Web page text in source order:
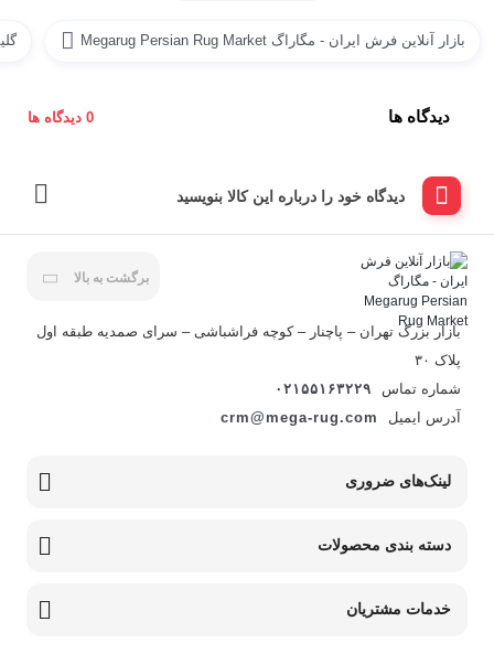
بازار آنلاین فرش ایران - مگاراگ Megarug Persian Rug Market
دیدگاه ها 0 دیدگاه ها
دیدگاه خود را درباره این کالا بنویسید
برگشت به بالا
بازار بزرگ تهران – پاچنار – کوچه فراشباشی – سرای صمدیه طبقه اول
پلاک ۳۰
شماره تماس
۰۲۱۵۵۱۶۳۲۲۹
آدرس ایمیل
crm@mega-rug.com
لینک‌های ضروری
دسته بندی محصولات
خدمات مشتریان